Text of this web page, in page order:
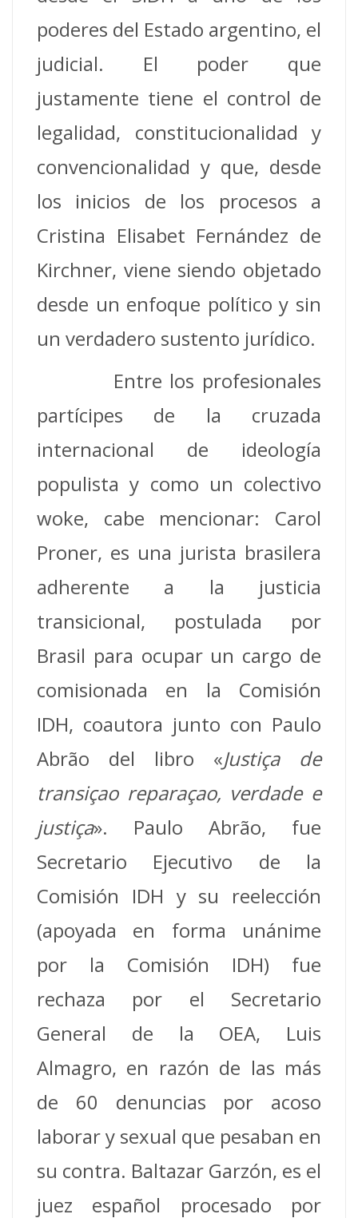
poderes del Estado argentino, el
judicial. El poder que
justamente tiene el control de
legalidad, constitucionalidad y
convencionalidad y que, desde
los inicios de los procesos a
Cristina Elisabet Fernández de
Kirchner, viene siendo objetado
desde un enfoque político y sin
un verdadero sustento jurídico.
Entre los profesionales
partícipes de la cruzada
internacional de ideología
populista y como un colectivo
woke, cabe mencionar: Carol
Proner, es una jurista brasilera
adherente a la justicia
transicional, postulada por
Brasil para ocupar un cargo de
comisionada en la Comisión
IDH, coautora junto con Paulo
Abrão del libro «Justiça de
transiçao reparaçao, verdade e
justiça». Paulo Abrão, fue
Secretario Ejecutivo de la
Comisión IDH y su reelección
(apoyada en forma unánime
por la Comisión IDH) fue
rechaza por el Secretario
General de la OEA, Luis
Almagro, en razón de las más
de 60 denuncias por acoso
laborar y sexual que pesaban en
su contra. Baltazar Garzón, es el
juez español procesado por